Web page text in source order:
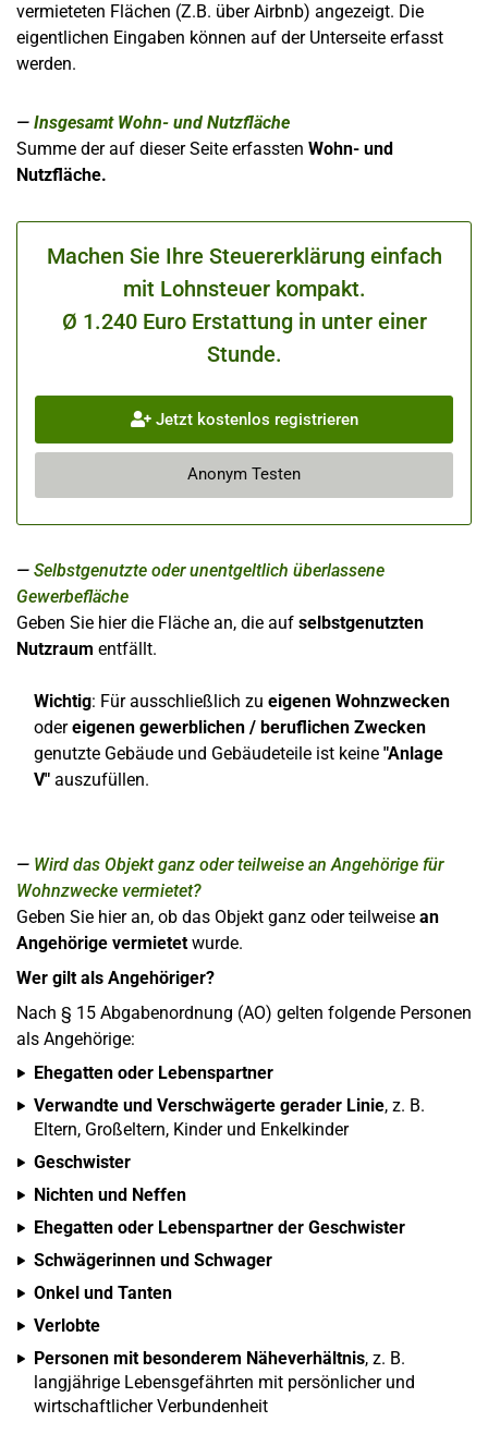
vermieteten Flächen (Z.B. über Airbnb) angezeigt. Die
eigentlichen Eingaben können auf der Unterseite erfasst
werden.
Insgesamt Wohn- und Nutzfläche
Summe der auf dieser Seite erfassten Wohn- und
Nutzfläche.
Machen Sie Ihre Steuererklärung einfach
mit Lohnsteuer kompakt.
Ø 1.240 Euro Erstattung in unter einer
Stunde.
Jetzt kostenlos registrieren
Anonym Testen
Selbstgenutzte oder unentgeltlich überlassene
Gewerbefläche
Geben Sie hier die Fläche an, die auf selbstgenutzten
Nutzraum entfällt.
Wichtig: Für ausschließlich zu eigenen Wohnzwecken
odereigenen gewerblichen / beruflichen Zwecken
genutzte Gebäude und Gebäudeteile ist keine "Anlage
V" auszufüllen.
Wird das Objekt ganz oder teilweise an Angehörige für
Wohnzwecke vermietet?
Geben Sie hier an, ob das Objekt ganz oder teilweise an
Angehörige vermietetwurde.
Wer gilt als Angehöriger?
Nach § 15 Abgabenordnung (AO) gelten folgende Personen
als Angehörige:
Ehegatten oder Lebenspartner
Verwandte und Verschwägerte gerader Linie, z. B.
Eltern, Großeltern, Kinder und Enkelkinder
Geschwister
Nichten und Neffen
Ehegatten oder Lebenspartner der Geschwister
Schwägerinnen und Schwager
Onkel und Tanten
Verlobte
Personen mit besonderem Näheverhältnis, z. B.
langjährige Lebensgefährten mit persönlicher und
wirtschaftlicher Verbundenheit